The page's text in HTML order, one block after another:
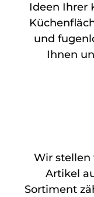
Ideen Ihrer
und
Ihnen
Wir stellen
Artikel
Sortiment